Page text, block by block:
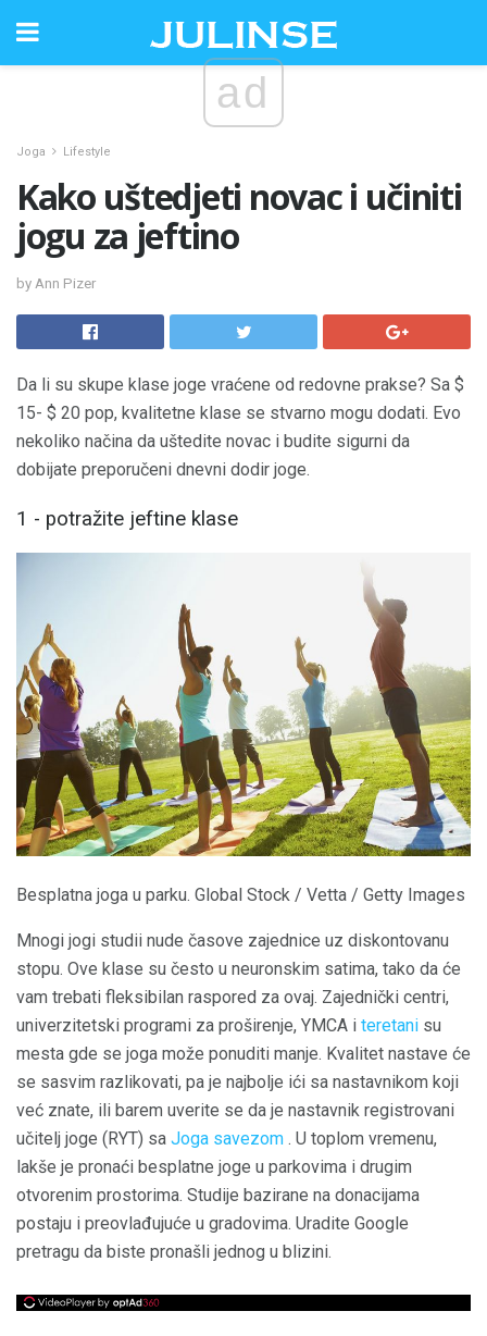
ad
Joga Lifestyle
Kako uštedjeti novac i učiniti
jogu za jeftino
by Ann Pizer
Da li su skupe klase joge vraćene od redovne prakse? Sa $
15- $ 20 pop, kvalitetne klase se stvarno mogu dodati. Evo
nekoliko načina da uštedite novac i budite sigurni da
dobijate preporučeni dnevni dodir joge.
1 - potražite jeftine klase
Besplatna joga u parku. Global Stock / Vetta / Getty Images
Mnogi jogi studii nude časove zajednice uz diskontovanu
stopu. Ove klase su često u neuronskim satima, tako da će
vam trebati fleksibilan raspored za ovaj. Zajednički centri,
univerzitetski programi za proširenje, YMCA i teretani su
mesta gde se joga može ponuditi manje. Kvalitet nastave će
se sasvim razlikovati, pa je najbolje ići sa nastavnikom koji
već znate, ili barem uverite se da je nastavnik registrovani
učitelj joge (RYT) sa Joga savezom . U toplom vremenu,
lakše je pronaći besplatne joge u parkovima i drugim
otvorenim prostorima. Studije bazirane na donacijama
postaju i preovlađujuće u gradovima. Uradite Google
pretragu da biste pronašli jednog u blizini.